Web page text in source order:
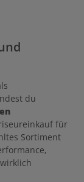
du
für
Sortiment